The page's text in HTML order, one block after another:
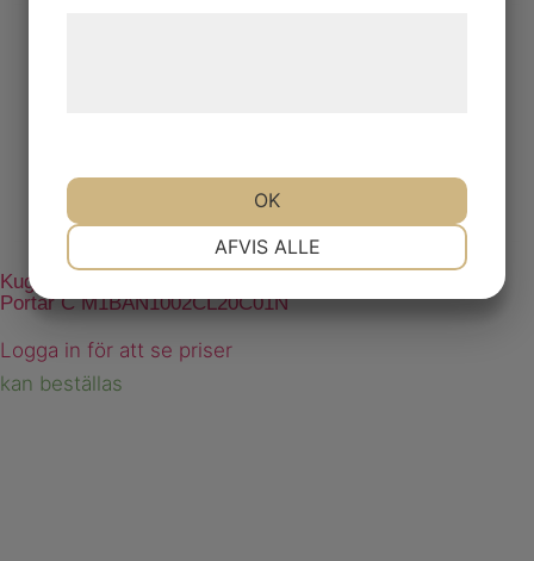
Kugghjulsmotor Gr 1 Höger 2,00 cc Fläns BA Axel C01
Portar C M1BAN1002CL20C01N
Logga in för att se priser
kan beställas
AFVIS ALLE
OK